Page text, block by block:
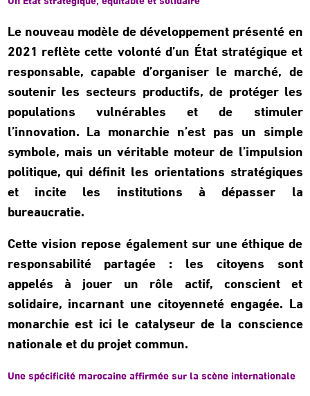
Le nouveau modèle de développement présenté en
2021 reflète cette volonté d’un État stratégique et
responsable, capable d’organiser le marché, de
soutenir les secteurs productifs, de protéger les
populations vulnérables et de stimuler
l’innovation. La monarchie n’est pas un simple
symbole, mais un véritable moteur de l’impulsion
politique, qui définit les orientations stratégiques
et incite les institutions à dépasser la
bureaucratie.
Cette vision repose également sur une éthique de
responsabilité partagée : les citoyens sont
appelés à jouer un rôle actif, conscient et
solidaire, incarnant une citoyenneté engagée. La
monarchie est ici le catalyseur de la conscience
nationale et du projet commun.
Une spécificité marocaine affirmée sur la scène internationale